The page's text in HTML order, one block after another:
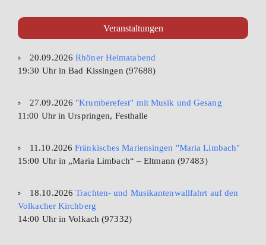
Veranstaltungen
20.09.2026Rhöner Heimatabend
19:30 Uhr in Bad Kissingen (97688)
27.09.2026 "Krumberefest" mit Musik und Gesang
11:00 Uhr in Urspringen, Festhalle
11.10.2026Fränkisches Mariensingen "Maria Limbach"
15:00 Uhr in „Maria Limbach“ – Eltmann (97483)
18.10.2026Trachten- und Musikantenwallfahrt auf den
Volkacher Kirchberg
14:00 Uhr in Volkach (97332)